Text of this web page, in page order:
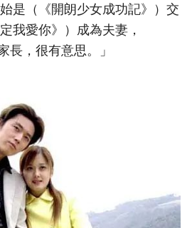
是（《開朗少女成功記》）交
我愛你》）成為夫妻，
長，很有意思。」